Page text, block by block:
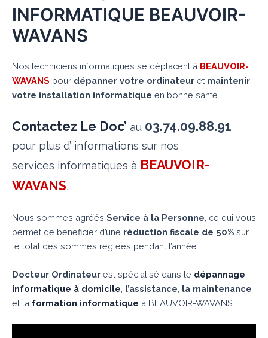
INFORMATIQUE BEAUVOIR-
WAVANS
Nos techniciens informatiques se déplacent à BEAUVOIR-
WAVANS pour dépanner votre ordinateur et maintenir
votre installation informatique en bonne santé.
Contactez Le Doc’ au 03.74.09.88.91
pour plus d’ informations sur nos
services informatiques à BEAUVOIR-
WAVANS.
Nous sommes agréés Service à la Personne , ce qui vous
permet de bénéficier d’une réduction fiscale de 50% sur
le total des sommes réglées pendant l’année.
Docteur Ordinateur est spécialisé dans le dépannage
informatique à domicile l’assistance la maintenance
et la formation informatique à BEAUVOIR-WAVANS.